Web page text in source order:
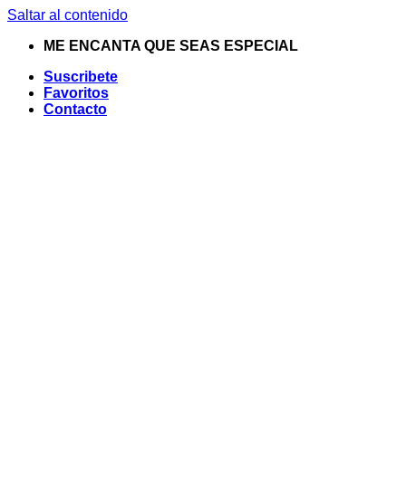
Saltar al contenido
ME ENCANTA QUE SEAS ESPECIAL
Suscribete
Favoritos
Contacto